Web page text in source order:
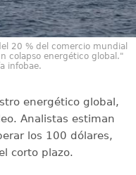
20 % del comercio mundial
colapso energético global."
infobae.
energético global,
Analistas estiman
los 100 dólares,
corto plazo.